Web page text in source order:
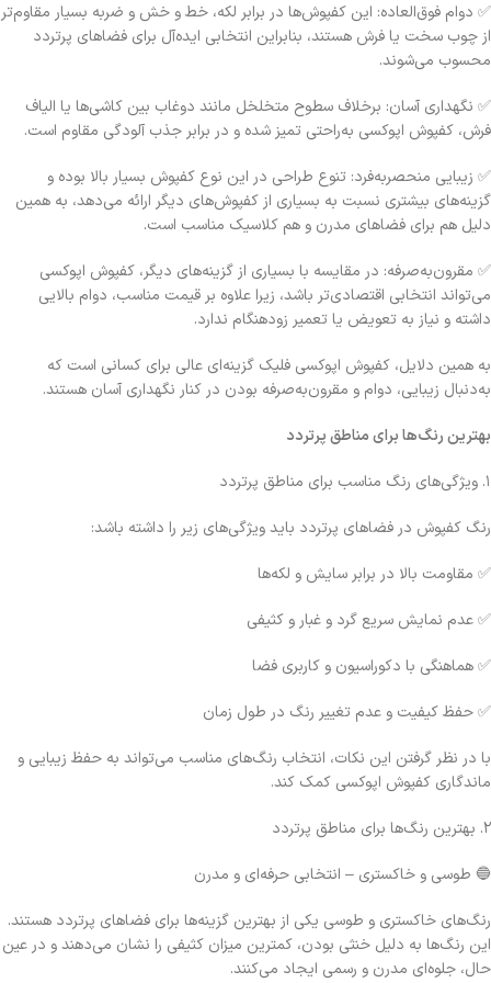
✅ دوام فوق‌العاده: این کفپوش‌ها در برابر لکه، خط و خش و ضربه بسیار مقاوم‌تر
از چوب سخت یا فرش هستند، بنابراین انتخابی ایده‌آل برای فضاهای پرتردد
محسوب می‌شوند.
✅ نگهداری آسان: برخلاف سطوح متخلخل مانند دوغاب بین کاشی‌ها یا الیاف
فرش، کفپوش اپوکسی به‌راحتی تمیز شده و در برابر جذب آلودگی مقاوم است.
✅ زیبایی منحصربه‌فرد: تنوع طراحی در این نوع کفپوش بسیار بالا بوده و
گزینه‌های بیشتری نسبت به بسیاری از کفپوش‌های دیگر ارائه می‌دهد، به همین
دلیل هم برای فضاهای مدرن و هم کلاسیک مناسب است.
✅ مقرون‌به‌صرفه: در مقایسه با بسیاری از گزینه‌های دیگر، کفپوش اپوکسی
می‌تواند انتخابی اقتصادی‌تر باشد، زیرا علاوه بر قیمت مناسب، دوام بالایی
داشته و نیاز به تعویض یا تعمیر زودهنگام ندارد.
به همین دلایل، کفپوش اپوکسی فلیک گزینه‌ای عالی برای کسانی است که
به‌دنبال زیبایی، دوام و مقرون‌به‌صرفه بودن در کنار نگهداری آسان هستند.
بهترین رنگ‌ها برای مناطق پرتردد
۱. ویژگی‌های رنگ مناسب برای مناطق پرتردد
رنگ کفپوش در فضاهای پرتردد باید ویژگی‌های زیر را داشته باشد:
✅ مقاومت بالا در برابر سایش و لکه‌ها
✅ عدم نمایش سریع گرد و غبار و کثیفی
✅ هماهنگی با دکوراسیون و کاربری فضا
✅ حفظ کیفیت و عدم تغییر رنگ در طول زمان
با در نظر گرفتن این نکات، انتخاب رنگ‌های مناسب می‌تواند به حفظ زیبایی و
ماندگاری کفپوش اپوکسی کمک کند.
۲. بهترین رنگ‌ها برای مناطق پرتردد
🔵 طوسی و خاکستری – انتخابی حرفه‌ای و مدرن
رنگ‌های خاکستری و طوسی یکی از بهترین گزینه‌ها برای فضاهای پرتردد هستند.
این رنگ‌ها به دلیل خنثی بودن، کمترین میزان کثیفی را نشان می‌دهند و در عین
حال، جلوه‌ای مدرن و رسمی ایجاد می‌کنند.